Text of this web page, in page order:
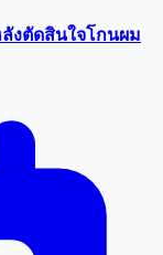
ลังตัดสินใจโกนผม